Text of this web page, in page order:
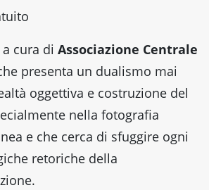
cura di Associazione Centrale
presenta un dualismo mai
oggettiva e costruzione del
nella fotografia
e che cerca di sfuggire ogni
retoriche della